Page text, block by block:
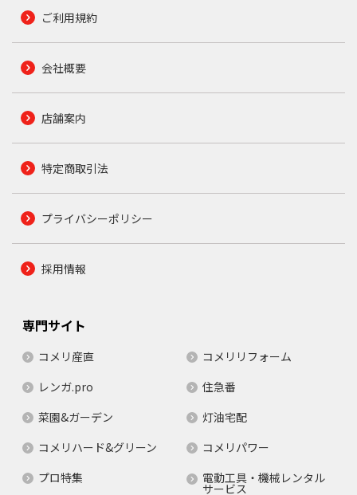
ご利用規約
会社概要
店舗案内
特定商取引法
プライバシーポリシー
採用情報
専門サイト
コメリ産直
コメリリフォーム
レンガ.pro
住急番
菜園&ガーデン
灯油宅配
コメリハード&グリーン
コメリパワー
プロ特集
電動工具・機械レンタル
サービス